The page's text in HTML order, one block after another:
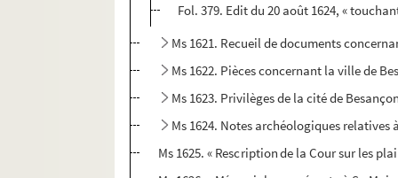
Fol. 379. Edit du 20 août 1624, «
Ms 1621. Recueil de documents
Ms 1622. Pièces concernant la ville de
Ms 1623. Privilèges de la cité de
Ms 1624. Notes archéologiques relatives
Ms 1625. « Rescription de la Cour sur les